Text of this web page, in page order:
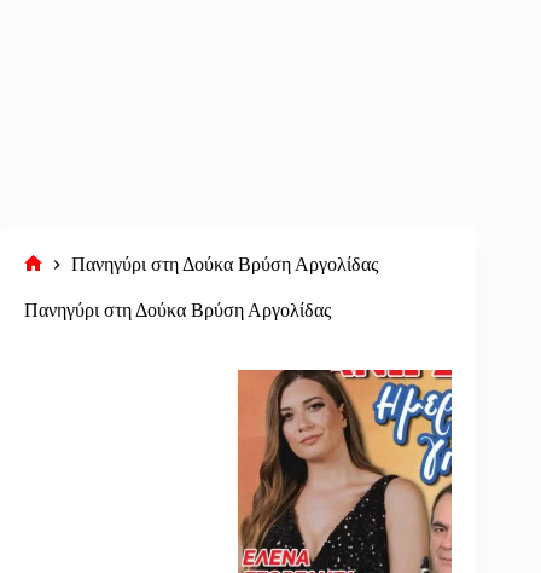
σελίδα
Πανηγύρι στη Δούκα Βρύση Αργολίδας
Πανηγύρι στη Δούκα Βρύση Αργολίδας